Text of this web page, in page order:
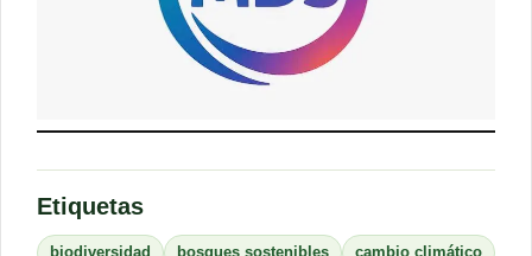
Etiquetas
biodiversidad bosques sostenibles cambio climático